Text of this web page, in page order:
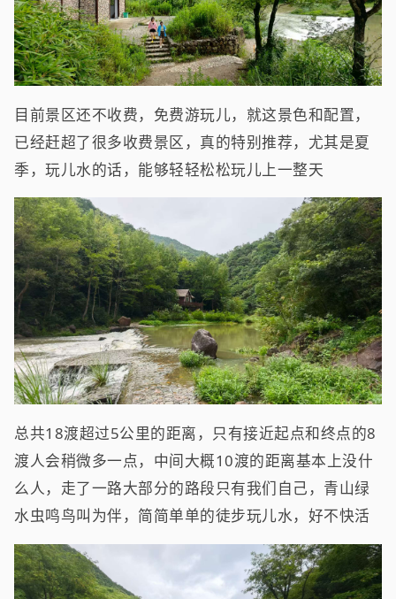
目前景区还不收费，免费游玩儿，就这景色和配置，
已经赶超了很多收费景区，真的特别推荐，尤其是夏
季，玩儿水的话，能够轻轻松松玩儿上一整天
总共18渡超过5公里的距离，只有接近起点和终点的8
渡人会稍微多一点，中间大概10渡的距离基本上没什
么人，走了一路大部分的路段只有我们自己，青山绿
水虫鸣鸟叫为伴，简简单单的徒步玩儿水，好不快活